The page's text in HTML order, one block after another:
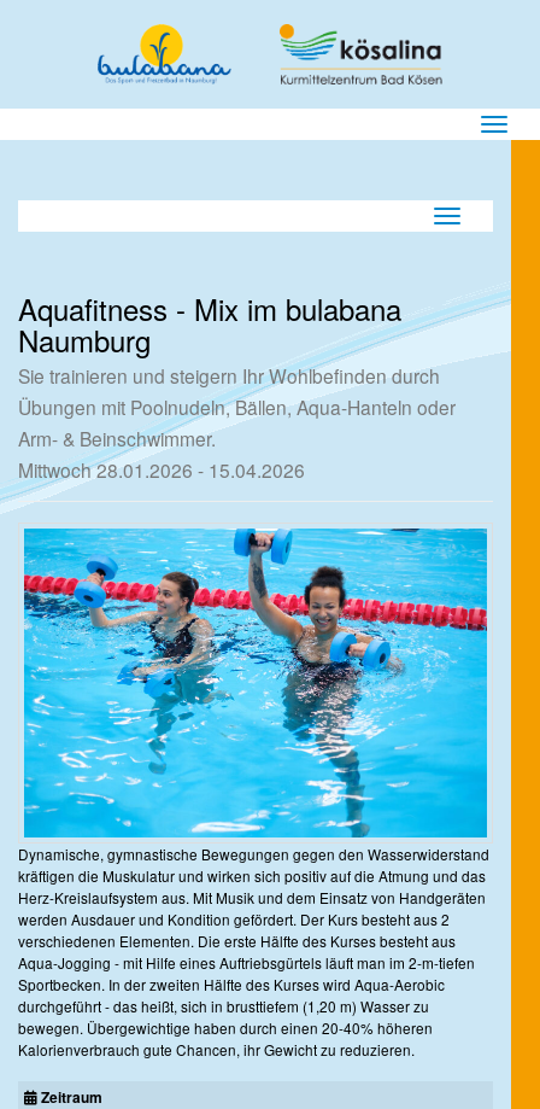
Menü
Navigation
Aquafitness - Mix im bulabana
Naumburg
Sie trainieren und steigern Ihr Wohlbefinden durch
Übungen mit Poolnudeln, Bällen, Aqua-Hanteln oder
Arm- & Beinschwimmer.
Mittwoch 28.01.2026 - 15.04.2026
Dynamische, gymnastische Bewegungen gegen den Wasserwiderstand
kräftigen die Muskulatur und wirken sich positiv auf die Atmung und das
Herz-Kreislaufsystem aus. Mit Musik und dem Einsatz von Handgeräten
werden Ausdauer und Kondition gefördert. Der Kurs besteht aus 2
verschiedenen Elementen. Die erste Hälfte des Kurses besteht aus
Aqua-Jogging - mit Hilfe eines Auftriebsgürtels läuft man im 2-m-tiefen
Sportbecken. In der zweiten Hälfte des Kurses wird Aqua-Aerobic
durchgeführt - das heißt, sich in brusttiefem (1,20 m) Wasser zu
bewegen. Übergewichtige haben durch einen 20-40% höheren
Kalorienverbrauch gute Chancen, ihr Gewicht zu reduzieren.
Zeitraum